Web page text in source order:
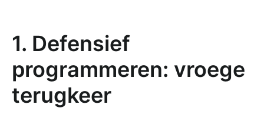
1. Defensief
programmeren: vroege
terugkeer